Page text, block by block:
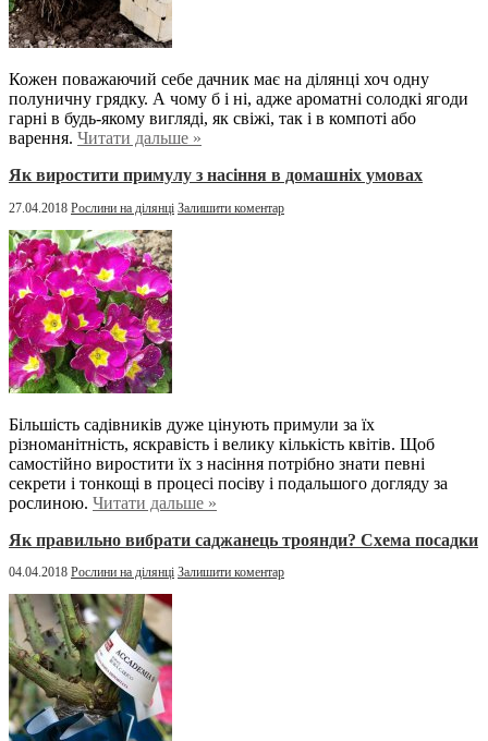
Кожен поважаючий себе дачник має на ділянці хоч одну
полуничну грядку. А чому б і ні, адже ароматні солодкі ягоди
гарні в будь-якому вигляді, як свіжі, так і в компоті або
варення. Читати дальше »
Як виростити примулу з насіння в домашніх умовах
27.04.2018 Рослини на ділянці Залишити коментар
Більшість садівників дуже цінують примули за їх
різноманітність, яскравість і велику кількість квітів. Щоб
самостійно виростити їх з насіння потрібно знати певні
секрети і тонкощі в процесі посіву і подальшого догляду за
рослиною. Читати дальше »
Як правильно вибрати саджанець троянди? Схема посадки
04.04.2018 Рослини на ділянці Залишити коментар